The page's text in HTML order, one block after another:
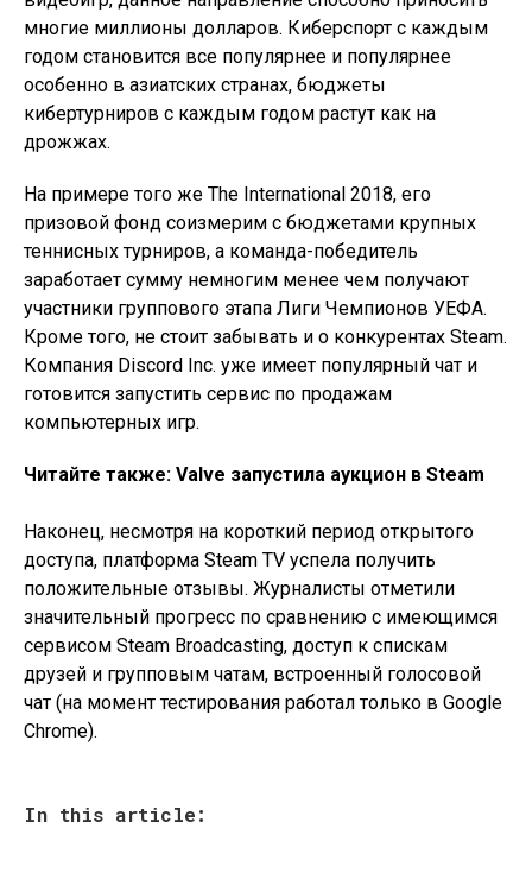
многие миллионы долларов. Киберспорт с каждым
годом становится все популярнее и популярнее
особенно в азиатских странах, бюджеты
кибертурниров с каждым годом растут как на
дрожжах.
На примере того же The International 2018, его
призовой фонд соизмерим с бюджетами крупных
теннисных турниров, а команда-победитель
заработает сумму немногим менее чем получают
участники группового этапа Лиги Чемпионов УЕФА.
Кроме того, не стоит забывать и о конкурентах Steam.
Компания Discord Inc. уже имеет популярный чат и
готовится запустить сервис по продажам
компьютерных игр.
Читайте также: Valve запустила аукцион в Steam
Наконец, несмотря на короткий период открытого
доступа, платформа Steam TV успела получить
положительные отзывы. Журналисты отметили
значительный прогресс по сравнению с имеющимся
сервисом Steam Broadcasting, доступ к спискам
друзей и групповым чатам, встроенный голосовой
чат (на момент тестирования работал только в Google
Chrome).
In this article: